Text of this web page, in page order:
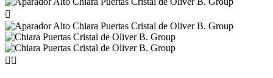

 